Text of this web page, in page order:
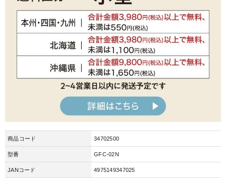
商品コード 34702500
型番 GFC-02N
JANコード 4975149347025